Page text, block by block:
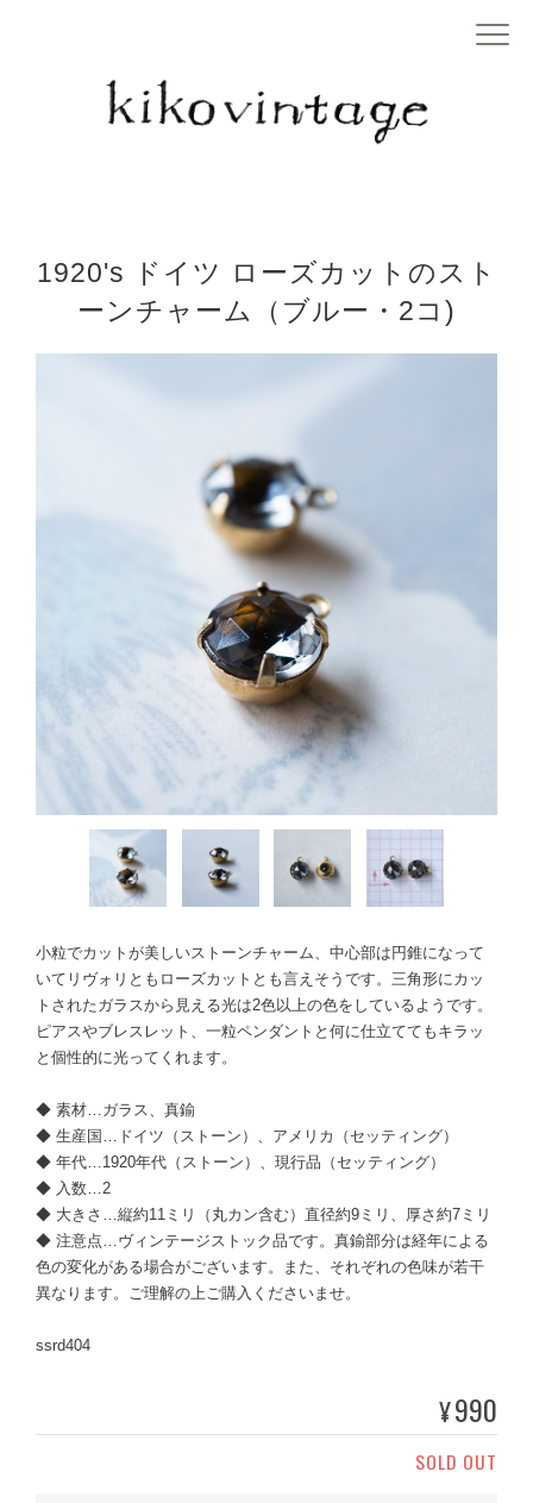
1920's ドイツ ローズカットのスト
ーンチャーム（ブルー・2コ)
小粒でカットが美しいストーンチャーム、中心部は円錐になって
いてリヴォリともローズカットとも言えそうです。三角形にカッ
トされたガラスから見える光は2色以上の色をしているようです。
ピアスやブレスレット、一粒ペンダントと何に仕立ててもキラッ
と個性的に光ってくれます。
◆ 素材…ガラス、真鍮
◆ 生産国…ドイツ（ストーン）、アメリカ（セッティング）
◆ 年代…1920年代（ストーン）、現行品（セッティング）
◆ 入数…2
◆ 大きさ…縦約11ミリ（丸カン含む）直径約9ミリ、厚さ約7ミリ
◆ 注意点…ヴィンテージストック品です。真鍮部分は経年による
色の変化がある場合がございます。また、それぞれの色味が若干
異なります。ご理解の上ご購入くださいませ。
ssrd404
¥990
SOLD OUT